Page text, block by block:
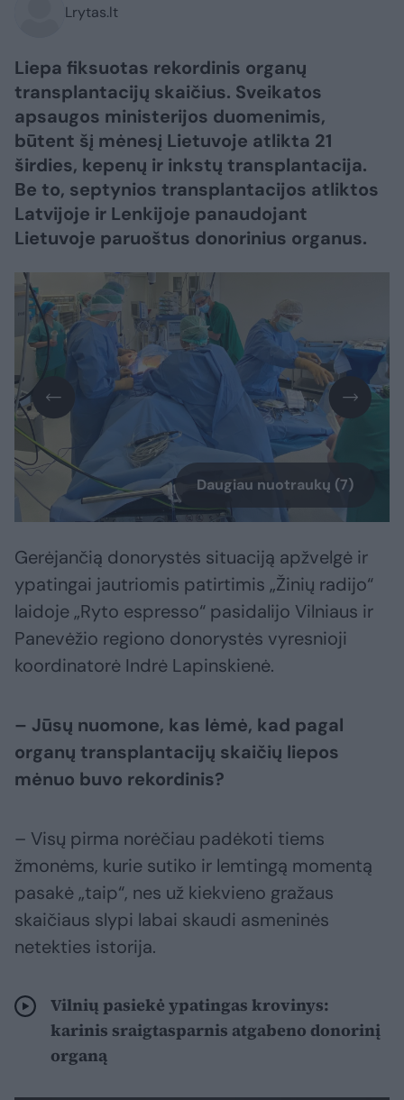
Lrytas.lt
Liepa fiksuotas rekordinis organų
transplantacijų skaičius. Sveikatos
apsaugos ministerijos duomenimis,
būtent šį mėnesį Lietuvoje atlikta 21
širdies, kepenų ir inkstų transplantacija.
Be to, septynios transplantacijos atliktos
Latvijoje ir Lenkijoje panaudojant
Lietuvoje paruoštus donorinius organus.
Daugiau nuotraukų (7)
Gerėjančią donorystės situaciją apžvelgė ir
ypatingai jautriomis patirtimis „Žinių radijo“
laidoje „Ryto espresso“ pasidalijo Vilniaus ir
Panevėžio regiono donorystės vyresnioji
koordinatorė Indrė Lapinskienė.
– Jūsų nuomone, kas lėmė, kad pagal
organų transplantacijų skaičių liepos
mėnuo buvo rekordinis?
– Visų pirma norėčiau padėkoti tiems
žmonėms, kurie sutiko ir lemtingą momentą
pasakė „taip“, nes už kiekvieno gražaus
skaičiaus slypi labai skaudi asmeninės
netekties istorija.
Vilnių pasiekė ypatingas krovinys:
karinis sraigtasparnis atgabeno donorinį
organą